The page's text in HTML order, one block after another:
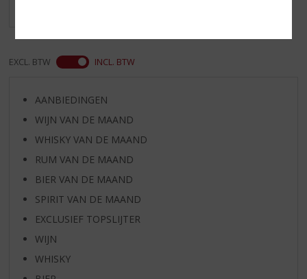
EXCL. BTW INCL. BTW
AANBIEDINGEN
WIJN VAN DE MAAND
WHISKY VAN DE MAAND
RUM VAN DE MAAND
BIER VAN DE MAAND
SPIRIT VAN DE MAAND
EXCLUSIEF TOPSLIJTER
WIJN
WHISKY